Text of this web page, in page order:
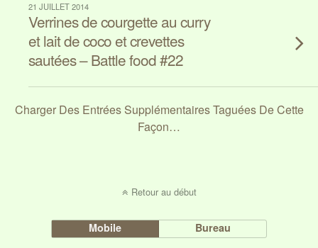
21 JUILLET 2014
Verrines de courgette au curry
et lait de coco et crevettes
sautées – Battle food #22
Charger Des Entrées Supplémentaires Taguées De Cette
Façon…
Retour au début
Mobile Bureau